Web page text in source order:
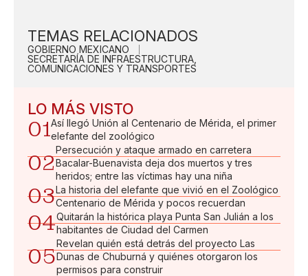
TEMAS RELACIONADOS
GOBIERNO MEXICANO
SECRETARÍA DE INFRAESTRUCTURA,
COMUNICACIONES Y TRANSPORTES
LO MÁS VISTO
01Así llegó Unión al Centenario de Mérida, el primer
elefante del zoológico
02
Persecución y ataque armado en carretera
Bacalar-Buenavista deja dos muertos y tres
heridos; entre las víctimas hay una niña
03La historia del elefante que vivió en el Zoológico
Centenario de Mérida y pocos recuerdan
04Quitarán la histórica playa Punta San Julián a los
habitantes de Ciudad del Carmen
05
Revelan quién está detrás del proyecto Las
Dunas de Chuburná y quiénes otorgaron los
permisos para construir